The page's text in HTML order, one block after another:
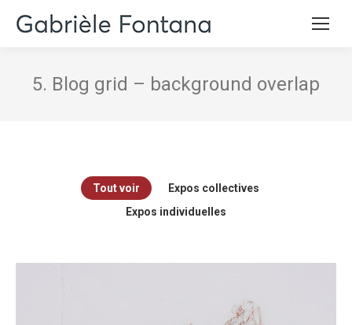
5. Blog grid – background overlap
Tout voir
Expos collectives
Expos individuelles